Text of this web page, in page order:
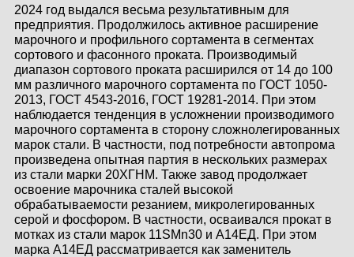
БЫСТРОВОЗВОДИМЫЕ
ЗДАНИЯ
СКЛАДЫ
О ЗАВОДЕ
ПРОЕКТЫ
КАЧЕСТВО
МОНТАЖ
2024 год выдался весьма результативным для
предприятия. Продолжилось активное расширение
марочного и профильного сортамента в сегментах
сортового и фасонного проката. Производимый
диапазон сортового проката расширился от 14 до 100
мм различного марочного сортамента по ГОСТ 1050-
2013, ГОСТ 4543-2016, ГОСТ 19281-2014. При этом
наблюдается тенденция в усложнении производимого
марочного сортамента в сторону сложнолегированных
марок стали. В частности, под потребности автопрома
произведена опытная партия в нескольких размерах
из стали марки 20ХГНМ. Также завод продолжает
освоение марочника сталей высокой
обрабатываемости резанием, микролегированных
серой и фосфором. В частности, осваивался прокат в
мотках из стали марок 11SMn30 и А14ЕД. При этом
марка А14ЕД рассматривается как заменитель